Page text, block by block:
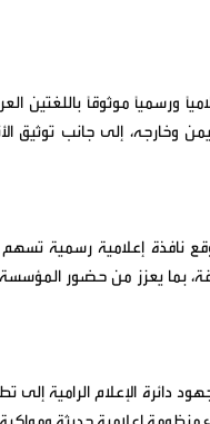
ورسمياً موثوقاً باللغتين
وخارجه، إلى جانب توثيق
نافذة إعلامية رسمية تسهم
بما يعزز من حضور
دائرة الإعلام الرامية إلى